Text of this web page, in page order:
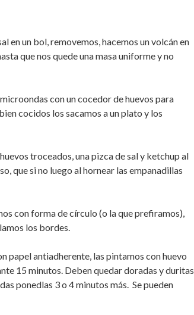
en un bol, removemos, hacemos un volcán en
que nos quede una masa uniforme y no
con un cocedor de huevos para
cocidos los sacamos a un plato y los
troceados, una pizca de sal y ketchup al
que si no luego al hornear las empanadillas
con forma de círculo (o la que prefiramos),
los bordes.
papel antiadherente, las pintamos con huevo
15 minutos. Deben quedar doradas y duritas
ponedlas 3 o 4 minutos más. Se pueden